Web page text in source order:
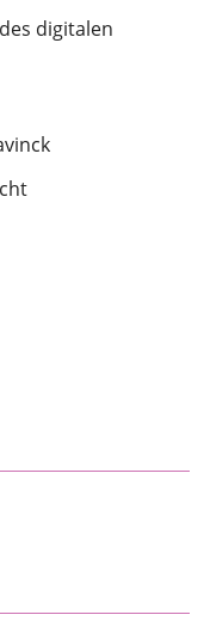
digitalen